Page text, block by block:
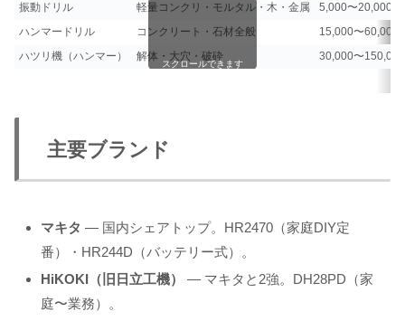
振動ドリル
軽量コンクリ・モルタル・木・金属
5,000〜20,000円
ハンマードリル
コンクリート・石材全般
15,000〜60,000
ハツリ機（ハンマー）
解体・大穴・破砕 30,000〜
スクロールできます
主要ブランド
マキタ — 国内シェアトップ。HR2470（家庭DIY定
番）・HR244D（バッテリー式）。
HiKOKI（旧日立工機）
— マキタと2強。DH28PD（家
庭〜業務）。